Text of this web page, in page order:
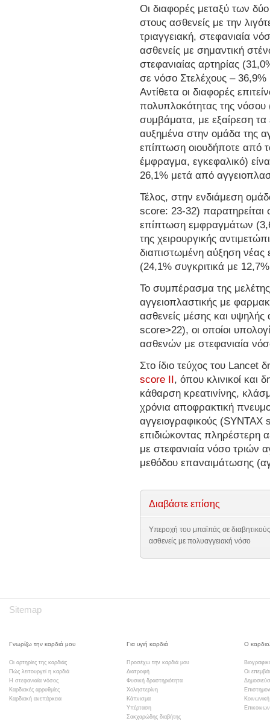
Οι διαφορές μεταξύ των
στους ασθενείς με την
τριαγγειακή, στεφανιαία
ασθενείς με σημαντική
στεφανιαίας αρτηρίας
σε νόσο Στελέχους –
Αντίθετα οι διαφορές
πολυπλοκότητας της
συμβάματα, με εξαίρεση τα
αυξημένα στην ομάδα της
επίπτωση οιουδήποτε από
έμφραγμα, εγκεφαλικό)
26,1% μετά από
Τέλος, στην ενδιάμεση
score: 23-32) παρατηρείται
επίπτωση εμφραγμάτων
της χειρουργικής
διαπιστωμένη αύξηση
(24,1% συγκριτικά με
Το συμπέρασμα της
αγγειοπλαστικής με
ασθενείς μέσης και
score>22), οι οποίοι
ασθενών με στεφανιαία
Στο ίδιο τεύχος του Lancet
score II, όπου κλινικοί και
κάθαρση κρεατινίνης,
χρόνια αποφρακτική
αγγειογραφικούς
επιδιώκοντας πληρέστερη
με στεφανιαία νόσο τριών
μεθόδου επαναιμάτωσης
Διαβάστε επίσης
Υπεροχή του μπαϊπάς σε διαβητικούς
ασθενείς με πολυαγγειακή νόσο
Sitemap
Γνωρίζω την καρδιά μου
Οι αρτηρίες της καρδιάς
Πώς λειτουργεί η καρδιά
Η στεφανιαία νόσος
Καρδιακές αρρυθμίες
Καρδιακή ανεπάρκεια
Για υγιή καρδιά
Προσέχω την καρδιά μου
Διατροφή
Φυσική δραστηριότητα
Χοληστερίνη
Κάπνισμα
Υπέρταση
Σακχαρώδης διαβήτης
Ο
Οι